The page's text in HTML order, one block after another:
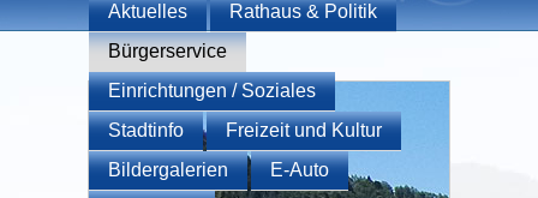
Aktuelles
Rathaus & Politik
Bürgerservice
Einrichtungen / Soziales
Stadtinfo
Freizeit und Kultur
Bildergalerien
E-Auto